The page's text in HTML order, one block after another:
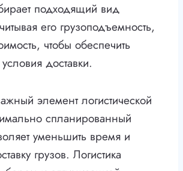
подходящий вид
его грузоподъемность,
чтобы обеспечить
доставки.
элемент логистической
спланированный
уменьшить время и
грузов. Логистика